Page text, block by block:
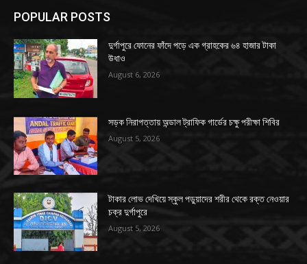
POPULAR POSTS
দুর্গাপুরে ফোনের ফাঁদে পড়ে এক গ্রাহকের ৬৪ হাজার টাকা
উধাও
August 6, 2026
সড়ক নিরাপত্তায় অন্ডাল ট্রাফিক গার্ডের চক্ষু পরীক্ষা শিবির
August 5, 2026
টাকার লোভ দেখিয়ে স্কুল পড়ুয়াদের শরীর থেকে রক্ত নেওয়ার
চক্র দুর্গাপুরে
August 5, 2026